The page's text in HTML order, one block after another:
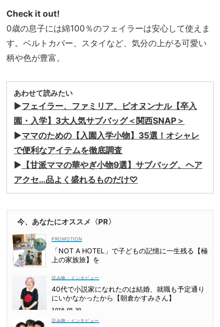
Check it out!
0歳の息子には綿100％のフェイラーは安心して使えま
す。ベルトカバー、スタイなど、気分の上がる可愛い
柄や色が豊富。
あわせて読みたい
▶︎フェイラー、ファミリア、ピオヌンナル【卒入
園・入学】3大人気サブバッグ＜関西SNAP＞
▶︎ママのための【入園入学小物】35選！オシャレ
で便利なアイテムを徹底調査
▶︎ 【甘派ママの華やぎ小物9選】サブバッグ、ヘア
アクセ…品よく盛れるものだけ♡
今、あなたにオススメ〈PR〉
「NOT A HOTEL」で子どもの記憶に一生残る【極
上の家族旅】を
読み物・インタビュー
40代で小説家になれたのは結婚、就職も予定通り
にいかなかったから【朝倉かすみさん】
2026.05.30
読み物・インタビュー